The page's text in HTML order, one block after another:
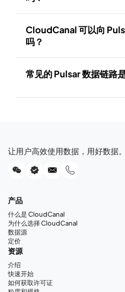
CloudCanal 可以向
吗？
常见的 Pulsar 数据链路
让用户高效使用数据，用好数据。
产品
什么是 CloudCanal
为什么选择 CloudCanal
数据源
定价
资源
介绍
快速开始
如何获取许可证